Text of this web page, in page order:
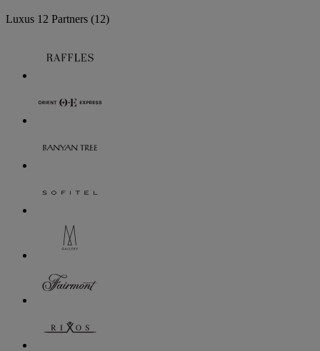
Luxus 12 Partners (12)